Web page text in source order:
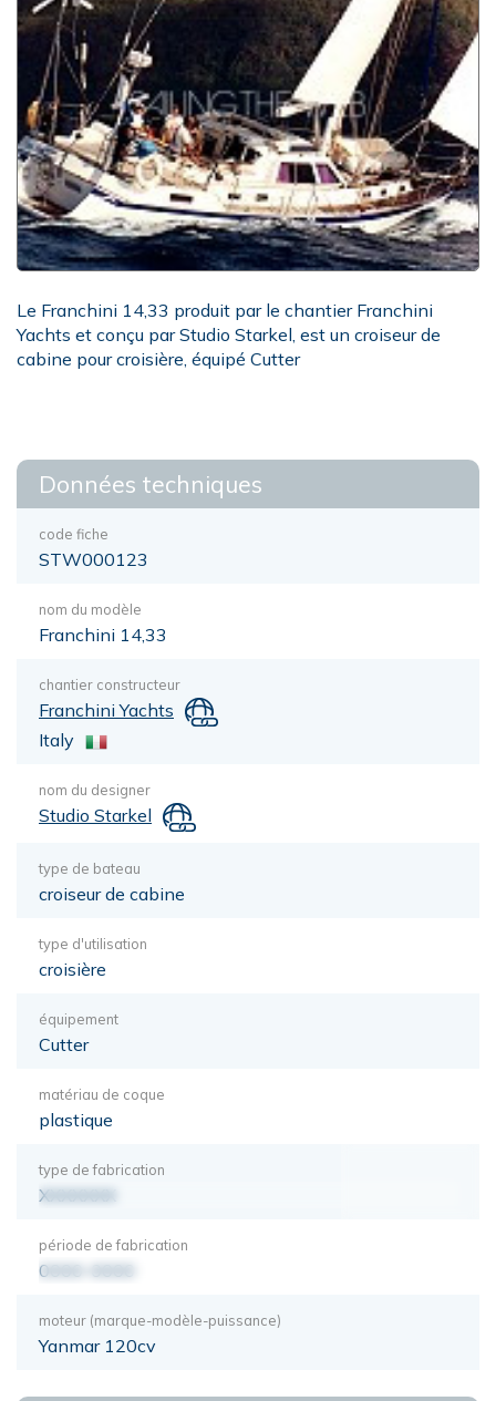
Le Franchini 14,33 produit par le chantier Franchini
Yachts et conçu par Studio Starkel, est un croiseur de
cabine pour croisière, équipé Cutter
Données techniques
code fiche
STW000123
nom du modèle
Franchini 14,33
chantier constructeur
Franchini Yachts
Italy
nom du designer
Studio Starkel
type de bateau
croiseur de cabine
type d'utilisation
croisière
équipement
Cutter
matériau de coque
plastique
type de fabrication
XXXXXXX
période de fabrication
0000-0000
moteur (marque-modèle-puissance)
Yanmar 120cv